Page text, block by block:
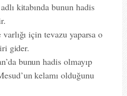
kitabında bunun hadis
için tevazu yaparsa o
gider.
bunun hadis olmayıp
kelamı olduğunu